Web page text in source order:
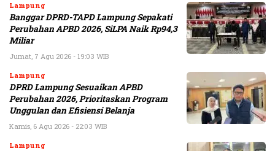
Lampung
Banggar DPRD-TAPD Lampung Sepakati
Perubahan APBD 2026, SiLPA Naik Rp94,3
Miliar
Jumat, 7 Agu 2026 - 19:03 WIB
Lampung
DPRD Lampung Sesuaikan APBD
Perubahan 2026, Prioritaskan Program
Unggulan dan Efisiensi Belanja
Kamis, 6 Agu 2026 - 22:03 WIB
Lampung